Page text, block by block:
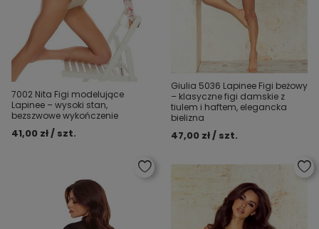
7002 Nita Figi modelujące
Lapinee – wysoki stan,
bezszwowe wykończenie
41,00 zł / szt.
Giulia 5036 Lapinee Figi beżowy
– klasyczne figi damskie z
tiulem i haftem, elegancka
bielizna
47,00 zł / szt.